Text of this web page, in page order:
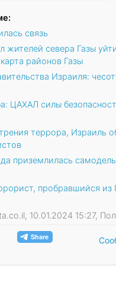
связь
жителей севера Газы
районов Газы
Израиля:
ЦАХАЛ силы
террора, Израиль
приземлилась
пробравшийся из
10.01.2024 15:27,